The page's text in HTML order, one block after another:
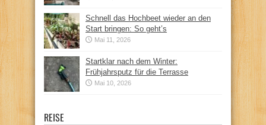
Schnell das Hochbeet wieder an den
Start bringen: So geht’s
Mai 11, 2026
Startklar nach dem Winter:
Frühjahrsputz für die Terrasse
Mai 10, 2026
REISE